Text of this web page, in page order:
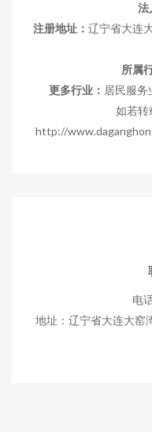
法
注册地址： 辽宁省大连
所属
更多行业： 居民服务
如若转
http://
电
地址：辽宁省大连大窑